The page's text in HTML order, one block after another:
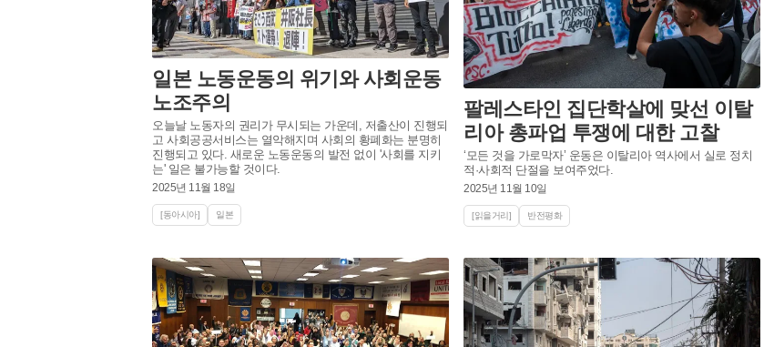
일본 노동운동의 위기와 사회운동
노조주의
오늘날 노동자의 권리가 무시되는 가운데, 저출산이 진행되
고 사회공공서비스는 열악해지며 사회의 황폐화는 분명히
진행되고 있다. 새로운 노동운동의 발전 없이 '사회를 지키
는' 일은 불가능할 것이다.
2025년 11월 18일
[동아시아] 일본
팔레스타인 집단학살에 맞선 이탈
리아 총파업 투쟁에 대한 고찰
‘모든 것을 가로막자’ 운동은 이탈리아 역사에서 실로 정치
적·사회적 단절을 보여주었다.
2025년 11월 10일
[읽을거리] 반전평화